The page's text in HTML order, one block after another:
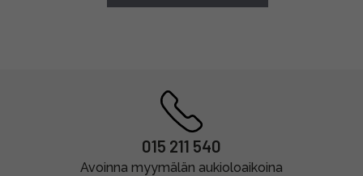
015 211 540
Avoinna myymälän aukioloaikoina